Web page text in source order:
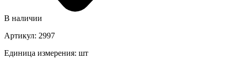
В наличии
Артикул: 2997
Единица измерения: шт